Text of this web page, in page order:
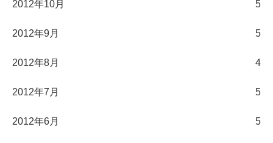
2012年10月 5
2012年9月 5
2012年8月 4
2012年7月 5
2012年6月 5